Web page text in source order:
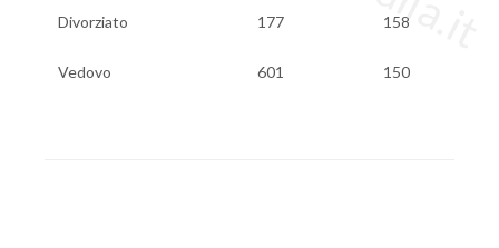
Divorziato 177 158
Vedovo 601 150